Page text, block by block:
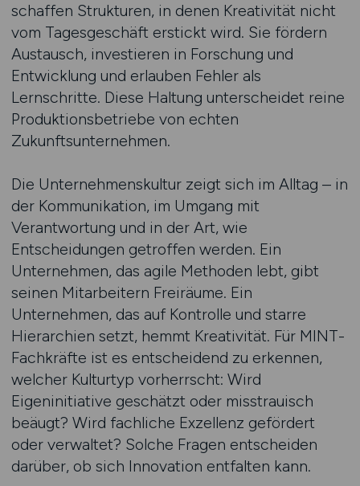
schaffen Strukturen, in denen Kreativität nicht
vom Tagesgeschäft erstickt wird. Sie fördern
Austausch, investieren in Forschung und
Entwicklung und erlauben Fehler als
Lernschritte. Diese Haltung unterscheidet reine
Produktionsbetriebe von echten
Zukunftsunternehmen.
Die Unternehmenskultur zeigt sich im Alltag – in
der Kommunikation, im Umgang mit
Verantwortung und in der Art, wie
Entscheidungen getroffen werden. Ein
Unternehmen, das agile Methoden lebt, gibt
seinen Mitarbeitern Freiräume. Ein
Unternehmen, das auf Kontrolle und starre
Hierarchien setzt, hemmt Kreativität. Für MINT-
Fachkräfte ist es entscheidend zu erkennen,
welcher Kulturtyp vorherrscht: Wird
Eigeninitiative geschätzt oder misstrauisch
beäugt? Wird fachliche Exzellenz gefördert
oder verwaltet? Solche Fragen entscheiden
darüber, ob sich Innovation entfalten kann.